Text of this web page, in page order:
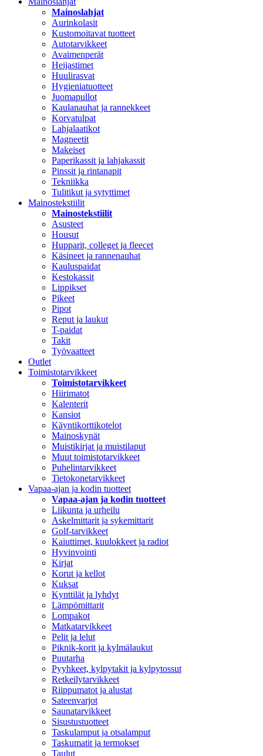
Mainoslahjat
Aurinkolasit
Kustomoitavat tuotteet
Autotarvikkeet
Avaimenperät
Heijastimet
Huulirasvat
Hygieniatuotteet
Juomapullot
Kaulanauhat ja rannekkeet
Korvatulpat
Lahjalaatikot
Magneetit
Makeiset
Paperikassit ja lahjakassit
Pinssit ja rintanapit
Tekniikka
Tulitikut ja sytyttimet
Mainostekstiilit
Mainostekstiilit
Asusteet
Housut
Hupparit, colleget ja fleecet
Käsineet ja rannenauhat
Kauluspaidat
Kestokassit
Lippikset
Pikeet
Pipot
Reput ja laukut
T-paidat
Takit
Työvaatteet
Outlet
Toimistotarvikkeet
Toimistotarvikkeet
Hiirimatot
Kalenterit
Kansiot
Käyntikorttikotelot
Mainoskynät
Muistikirjat ja muistilaput
Muut toimistotarvikkeet
Puhelintarvikkeet
Tietokonetarvikkeet
Vapaa-ajan ja kodin tuotteet
Vapaa-ajan ja kodin tuotteet
Liikunta ja urheilu
Askelmittarit ja sykemittarit
Golf-tarvikkeet
Kaiuttimet, kuulokkeet ja radiot
Hyvinvointi
Kirjat
Korut ja kellot
Kuksat
Kynttilät ja lyhdyt
Lämpömittarit
Lompakot
Matkatarvikkeet
Pelit ja lelut
Piknik-korit ja kylmälaukut
Puutarha
Pyyhkeet, kylpytakit ja kylpytossut
Retkeilytarvikkeet
Riippumatot ja alustat
Sateenvarjot
Saunatarvikkeet
Sisustustuotteet
Taskulamput ja otsalamput
Taskumatit ja termokset
Taulut